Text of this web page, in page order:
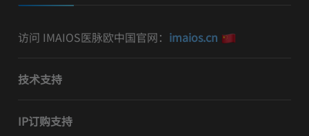
访问 IMAIOS医脉欧中国官网： imaios.cn
技术支持
IP订购支持